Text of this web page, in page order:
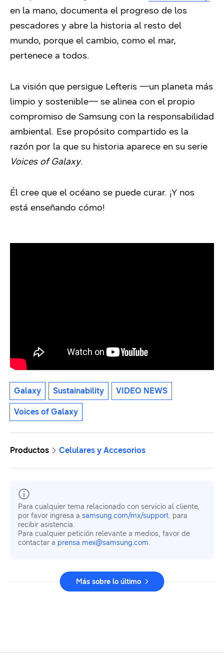
en la mano, documenta el progreso de los
pescadores y abre la historia al resto del
mundo, porque el cambio, como el mar,
pertenece a todos.
La visión que persigue Lefteris —un planeta más
limpio y sostenible— se alinea con el propio
compromiso de Samsung con la responsabilidad
ambiental. Ese propósito compartido es la
razón por la que su historia aparece en su serie
Voices of Galaxy.
Él cree que el océano se puede curar. ¡Y nos
está enseñando cómo!
Galaxy Sustainability VIDEO NEWS
Voices of Galaxy
Productos Celulares y Accesorios
Para cualquier tema relacionado con servicio al cliente,
por favor ingresa a samsung.com/mx/support. para
recibir asistencia.
Para cualquier petición relevante a medios, favor de
contactar a prensa.mex@samsung.com.
Más sobre lo último